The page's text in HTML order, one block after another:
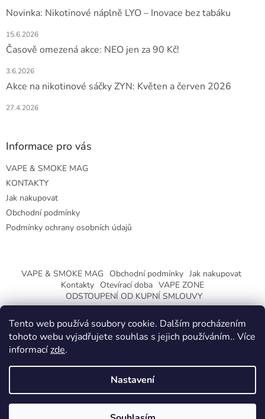
Tento web používá soubory cookie. Dalším procházením
tohoto webu vyjadřujete souhlas s jejich používáním.. Více
informacízde.
Nastavení
Novinka: Nikotinové náplně LYO – Inovace bez tabáku
15.6.2026
Časově omezená akce: NEO jen za 90 Kč!
3.6.2026
Akce na nikotinové sáčky ZYN: Květen a červen 2026
27.4.2026
Informace pro vás
VAPE & SMOKE MAG
KONTAKTY
Jak nakupovat
Obchodní podmínky
Podmínky ochrany osobních údajů
VAPE & SMOKE MAG Obchodní podmínky Jak nakupovat
Kontakty Otevírací doba VAPE ZONE
ODSTOUPENÍ OD KUPNÍ SMLOUVY
Copyright 2026CeskaTrafika.eu. Všechna práva vyhrazena.